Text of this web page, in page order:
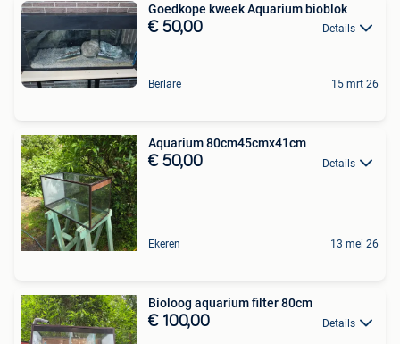
Goedkope kweek Aquarium bioblok
€ 50,00 Details
Berlare 15 mrt 26
Aquarium 80cm45cmx41cm
€ 50,00 Details
Ekeren 13 mei 26
Bioloog aquarium filter 80cm
€ 100,00 Details